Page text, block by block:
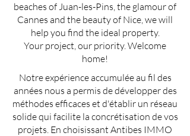
beaches of Juan-les-Pins, the glamour of
Cannes and the beauty of Nice, we will
help you find the ideal property.
Your project, our priority. Welcome
home!
Notre expérience accumulée au fil des
années nous a permis de développer des
méthodes efficaces et d'établir un réseau
solide qui facilite la concrétisation de vos
projets. En choisissant Antibes IMMO